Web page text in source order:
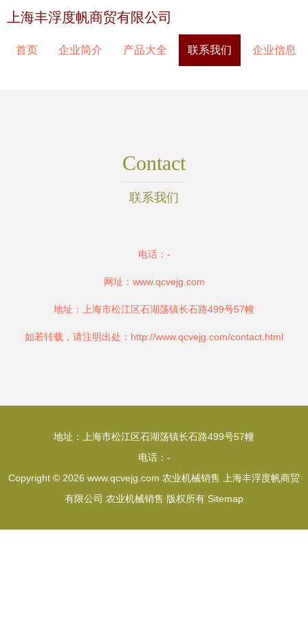
上海丰浮度帆商贸有限公司
首页 企业简介 产品大全 联系我们 企业信息
Contact
联系我们
电话：-
网址： www.qcvejg.com
地址：上海市松江区石湖荡镇长石路499号57幢
如若转载，请注明出处：http://www.qcvejg.com/contact.html
地址：上海市松江区石湖荡镇长石路499号57幢
电话：-
Copyright © 2026 www.qcvejg.com 农业机械销售
上海丰浮度帆商贸
有限公司 农业机械销售 版权所有 Sitemap